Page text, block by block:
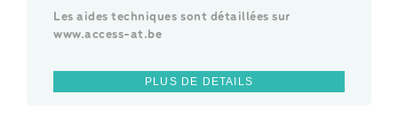
Les aides techniques sont détaillées sur
www.access-at.be
PLUS DE DETAILS